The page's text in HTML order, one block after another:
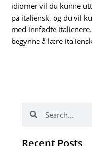
idiomer vil du kunne
på italiensk, og du vil
med innfødte
begynne å lære
Recent Posts